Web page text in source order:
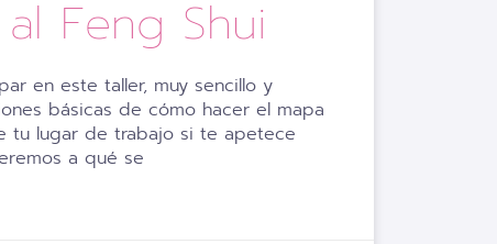
Feng Shui
en este taller, muy sencillo y
básicas de cómo hacer el mapa
tu lugar de trabajo si te apetece
a qué se